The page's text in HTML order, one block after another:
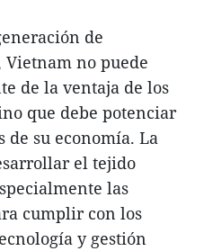
de
no puede
de la ventaja de los
que debe potenciar
de su economía. La
el tejido
las
cumplir con los
y gestión